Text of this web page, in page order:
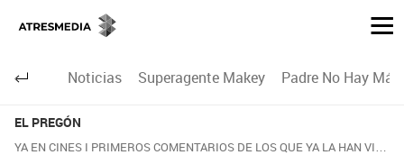
Noticias Superagente Makey Padre No Hay
EL PREGÓN
YA EN CINES I PRIMEROS COMENTARIOS DE LOS QUE YA LA HAN VISTO